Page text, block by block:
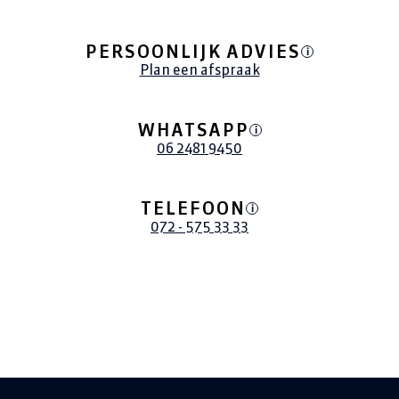
terug hoor! Groetjes Gerretje Hermens.
PERSOONLIJK ADVIES i
Plan een afspraak
WHATSAPP i
06 2481 9450
TELEFOON i
072 - 575 33 33